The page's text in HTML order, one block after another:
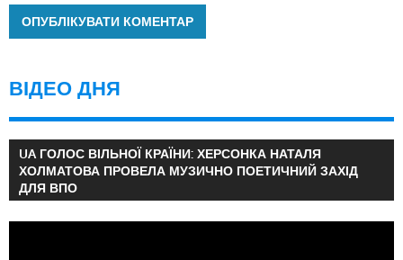
ВІДЕО ДНЯ
UA ГОЛОС ВІЛЬНОЇ КРАЇНИ: ХЕРСОНКА НАТАЛЯ
ХОЛМАТОВА ПРОВЕЛА МУЗИЧНО ПОЕТИЧНИЙ ЗАХІД
ДЛЯ ВПО